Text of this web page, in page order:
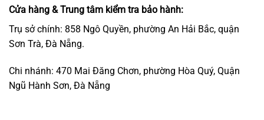
Cửa hàng & Trung tâm kiểm tra bảo hành:
Trụ sở chính: 858 Ngô Quyền, phường An Hải Bắc, quận
Sơn Trà, Đà Nẵng.
Chi nhánh: 470 Mai Đăng Chơn, phường Hòa Quý, Quận
Ngũ Hành Sơn, Đà Nẵng